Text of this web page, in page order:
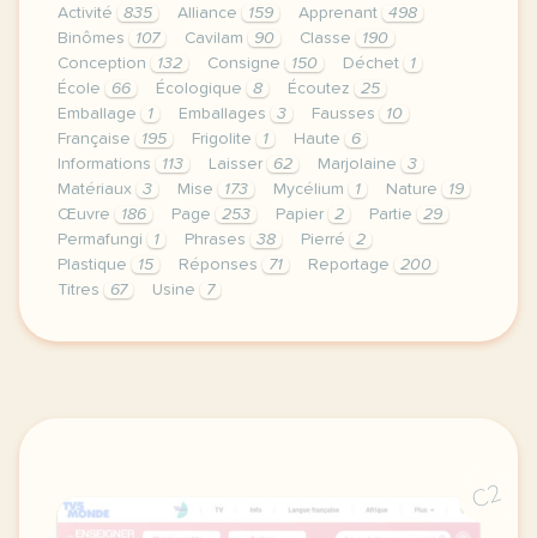
Activité 835 Alliance 159 Apprenant
498
Binômes
107 Cavilam 90 Classe
190
Conception
132 Consigne 150 Déchet
1
École
66 Écologique 8 Écoutez
25
Emballage
1 Emballages 3 Fausses
10
Française
195 Frigolite 1 Haute
6
Informations
113 Laisser 62 Marjolaine
3
Matériaux
3 Mise 173 Mycélium 1 Nature
19
Œuvre
186 Page 253 Papier 2 Partie
29
Permafungi
1 Phrases 38 Pierré
2
Plastique
15 Réponses 71 Reportage
200
Titres
67 Usine 7
continuer sans accepter le respect de votre vie
C2